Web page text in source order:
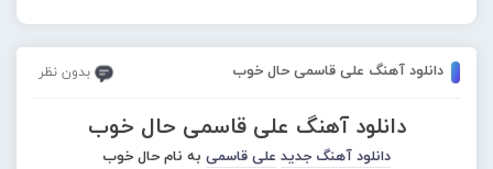
دانلود آهنگ علی قاسمی حال خوب بدون نظر
دانلود آهنگ علی قاسمی حال خوب
دانلود آهنگ جدید علی قاسمی به نام حال خوب